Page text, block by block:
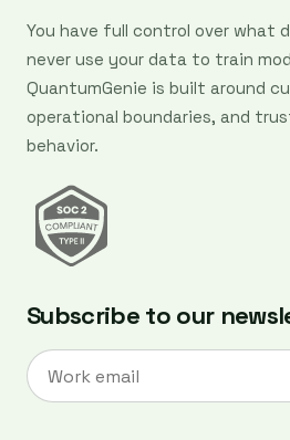
You have full control over what
never use your data to train
QuantumGenie is built around
operational boundaries, and
behavior.
Subscribe to our